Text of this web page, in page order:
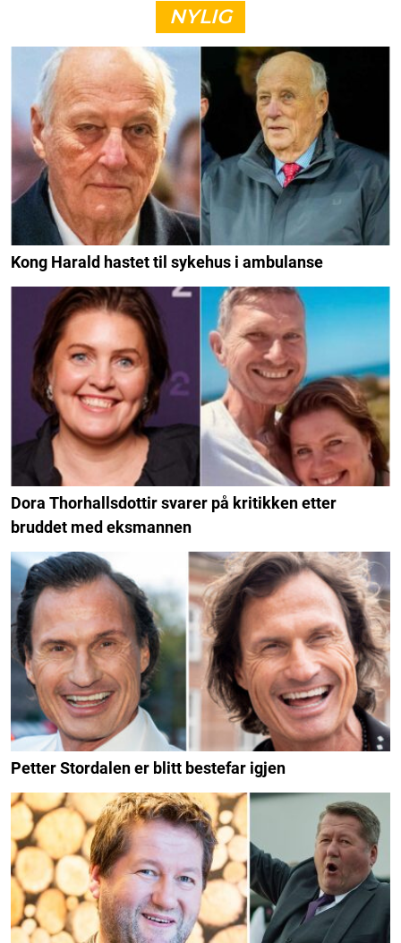
NYLIG
Kong Harald hastet til sykehus i ambulanse
Dora Thorhallsdottir svarer på kritikken etter
bruddet med eksmannen
Petter Stordalen er blitt bestefar igjen